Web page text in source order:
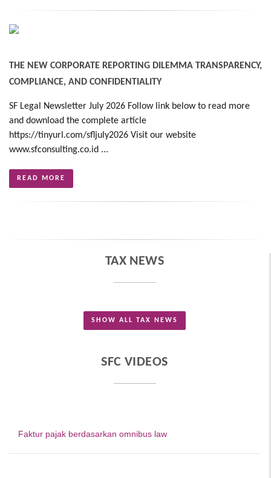
THE NEW CORPORATE REPORTING DILEMMA TRANSPARENCY,
COMPLIANCE, AND CONFIDENTIALITY
SF Legal Newsletter July 2026 Follow link below to read more
and download the complete article
https://tinyurl.com/sfljuly2026 Visit our website
www.sfconsulting.co.id ...
READ MORE
TAX NEWS
SHOW ALL TAX NEWS
SFC VIDEOS
Faktur pajak berdasarkan omnibus law